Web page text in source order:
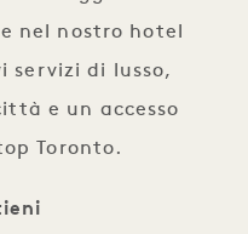
nel nostro hotel
servizi di lusso,
e un accesso
Toronto.